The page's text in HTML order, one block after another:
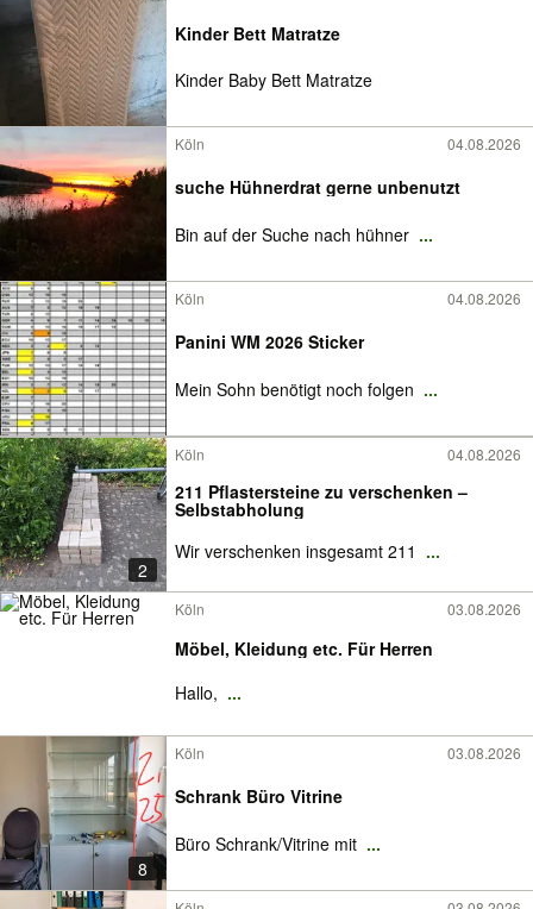
Kinder Bett Matratze
Kinder Baby Bett Matratze
Köln 04.08.2026
suche Hühnerdrat gerne unbenutzt
Bin auf der Suche nach hühner ...
Köln 04.08.2026
Panini WM 2026 Sticker
Mein Sohn benötigt noch folgen ...
2
Köln 04.08.2026
211 Pflastersteine zu verschenken –
Selbstabholung
Wir verschenken insgesamt 211 ...
Köln 03.08.2026
Möbel, Kleidung etc. Für Herren
Hallo, ...
8
Köln 03.08.2026
Schrank Büro Vitrine
Büro Schrank/Vitrine mit ...